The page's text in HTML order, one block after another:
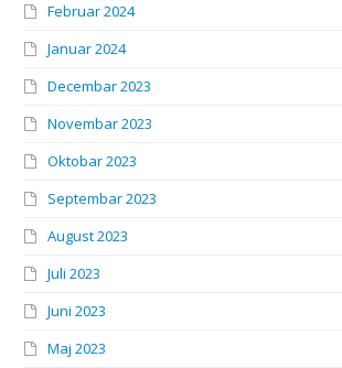
Februar 2024
Januar 2024
Decembar 2023
Novembar 2023
Oktobar 2023
Septembar 2023
August 2023
Juli 2023
Juni 2023
Maj 2023